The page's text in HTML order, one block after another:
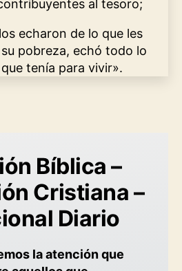
al tesoro;
echaron de lo que les
pobreza, echó todo lo
tenía para vivir».
Bíblica –
Cristiana –
Diario
la atención que